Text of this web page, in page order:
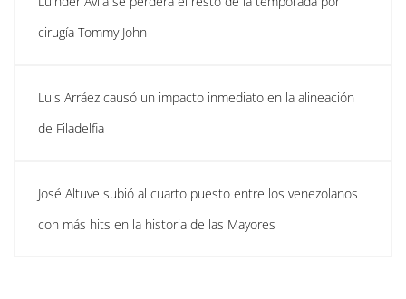
cirugía Tommy John
Luis Arráez causó un impacto inmediato en la alineación
de Filadelfia
José Altuve subió al cuarto puesto entre los venezolanos
con más hits en la historia de las Mayores